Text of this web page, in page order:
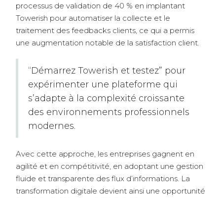
processus de validation de 40 % en implantant
Towerish pour automatiser la collecte et le
traitement des feedbacks clients, ce qui a permis
une augmentation notable de la satisfaction client.
“Démarrez Towerish et testez” pour
expérimenter une plateforme qui
s’adapte à la complexité croissante
des environnements professionnels
modernes.
Avec cette approche, les entreprises gagnent en
agilité et en compétitivité, en adoptant une gestion
fluide et transparente des flux d’informations. La
transformation digitale devient ainsi une opportunité